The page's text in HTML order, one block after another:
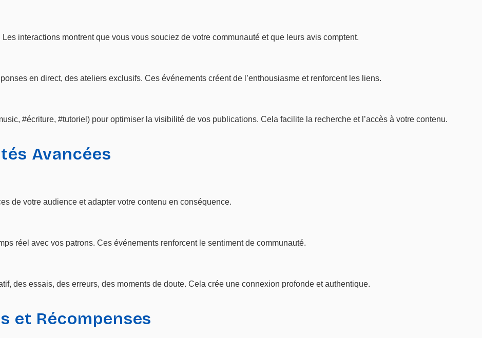
interactions montrent que vous vous souciez de votre communauté et que leurs avis comptent.
en direct, des ateliers exclusifs. Ces événements créent de l’enthousiasme et renforcent les liens.
#écriture, #tutoriel) pour optimiser la visibilité de vos publications. Cela facilite la recherche et l’accès à votre contenu.
Avancées
de votre audience et adapter votre contenu en conséquence.
réel avec vos patrons. Ces événements renforcent le sentiment de communauté.
des essais, des erreurs, des moments de doute. Cela crée une connexion profonde et authentique.
et Récompenses